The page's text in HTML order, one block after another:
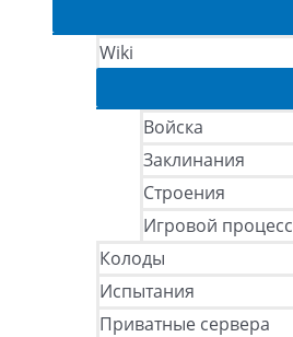
Wiki
Войска
Заклинания
Строения
Игровой процесс
Колоды
Испытания
Приватные сервера